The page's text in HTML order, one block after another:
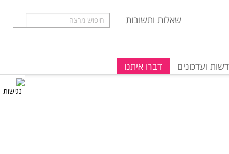
שאלות ותשובות
ועדכונים דברו איתנו